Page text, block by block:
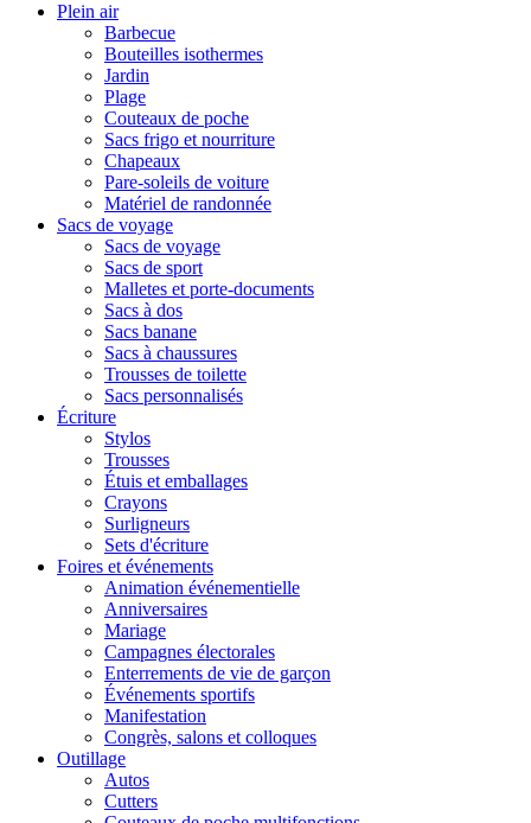
Plein air
Barbecue
Bouteilles isothermes
Jardin
Plage
Couteaux de poche
Sacs frigo et nourriture
Chapeaux
Pare-soleils de voiture
Matériel de randonnée
Sacs de voyage
Sacs de voyage
Sacs de sport
Malletes et porte-documents
Sacs à dos
Sacs banane
Sacs à chaussures
Trousses de toilette
Sacs personnalisés
Écriture
Stylos
Trousses
Étuis et emballages
Crayons
Surligneurs
Sets d'écriture
Foires et événements
Animation événementielle
Anniversaires
Mariage
Campagnes électorales
Enterrements de vie de garçon
Événements sportifs
Manifestation
Congrès, salons et colloques
Outillage
Autos
Cutters